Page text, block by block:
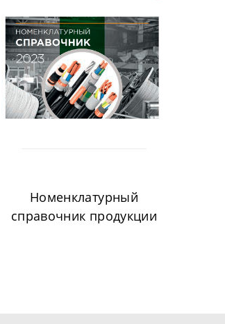
Номенклатурный
справочник продукции